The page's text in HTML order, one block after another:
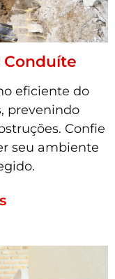
eficiente do
prevenindo
Confie
seu ambiente